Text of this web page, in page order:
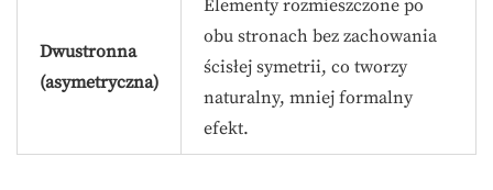
Dwustronna
(asymetryczna)
Elementy rozmieszczone po
obu stronach bez zachowania
ścisłej symetrii, co tworzy
naturalny, mniej formalny
efekt.